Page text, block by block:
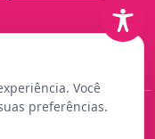
Você
preferências.